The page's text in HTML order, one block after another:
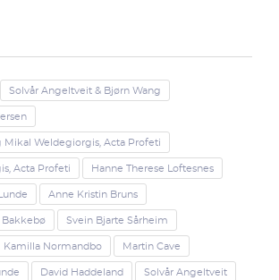
Solvår Angeltveit & Bjørn Wang
Mikal Weldegiorgis, Acta Profeti
Acta Profeti Hanne Therese Loftesnes
Anne Kristin Bruns
Svein Bjarte Sårheim
Kamilla Normandbo Martin Cave
David Haddeland Solvår Angeltveit